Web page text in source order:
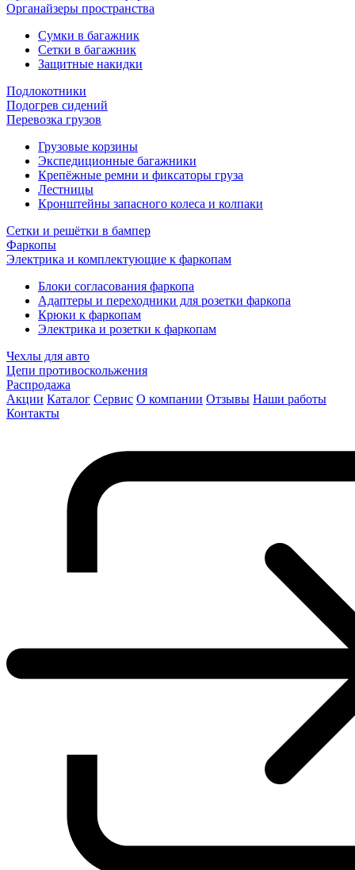
Органайзеры пространства
Сумки в багажник
Сетки в багажник
Защитные накидки
Подлокотники
Подогрев сидений
Перевозка грузов
Грузовые корзины
Экспедиционные багажники
Крепёжные ремни и фиксаторы груза
Лестницы
Кронштейны запасного колеса и колпаки
Сетки и решётки в бампер
Фаркопы
Электрика и комплектующие к фаркопам
Блоки согласования фаркопа
Адаптеры и переходники для розетки фаркопа
Крюки к фаркопам
Электрика и розетки к фаркопам
Чехлы для авто
Цепи противоскольжения
Распродажа
Акции Каталог Сервис О компании Отзывы Наши работы
Контакты